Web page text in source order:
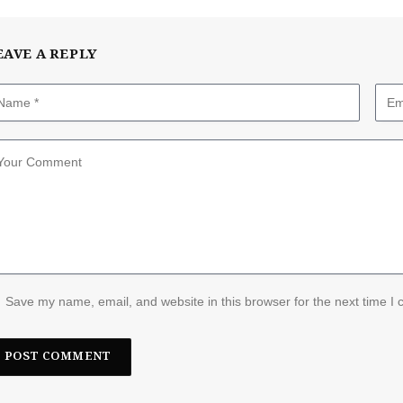
A REPLY
Save my name, email, and website in this browser for the next time I